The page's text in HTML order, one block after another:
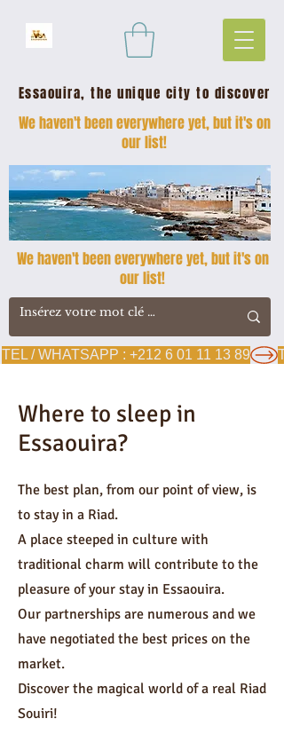
Essaouira, the unique city to discover
We haven't been everywhere yet, but it's on
our list!
TEL / WHATSAPP : +212 6 01 11 13 89
We haven't been everywhere yet, but it's on
our list!
Where to sleep in
Essaouira?
The best plan, from our point of view, is
to stay in a Riad.
A place steeped in culture with
traditional charm will contribute to the
pleasure of your stay in Essaouira.
Our partnerships are numerous and we
have negotiated the best prices on the
market.
Discover the magical world of a real Riad
Souiri!